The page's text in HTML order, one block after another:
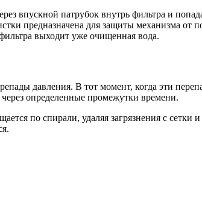
впускной патрубок внутрь фильтра и
предназначена для защиты механизма от
выходит уже очищенная вода.
давления. В тот момент, когда эти
определенные промежутки времени.
по спирали, удаляя загрязнения с